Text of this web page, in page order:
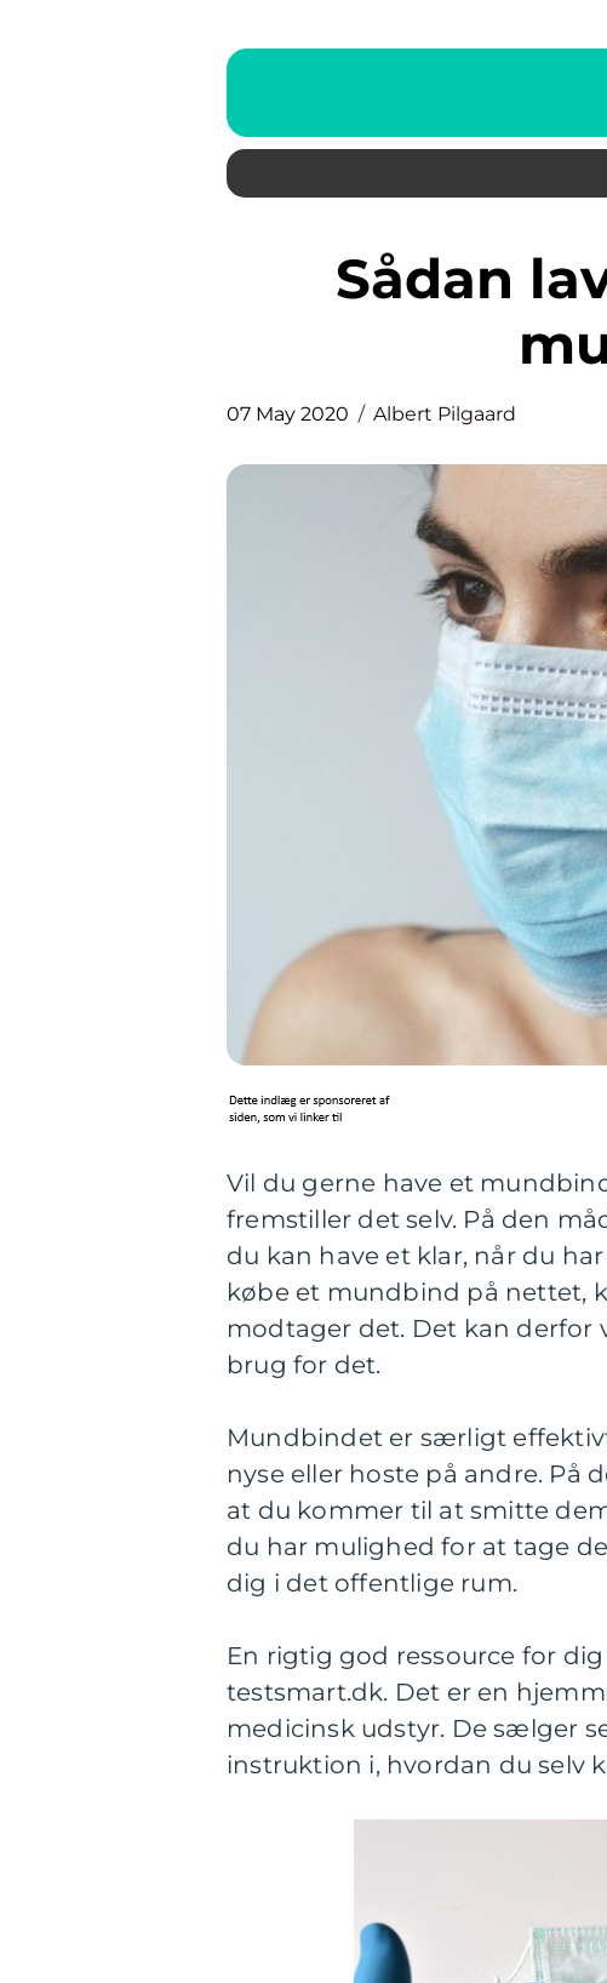
Sådan laver du dit eget
07 May 2020 Albert Pilgaard
Vil du gerne have et
fremstiller det selv. På den
du kan have et klar, når du
købe et mundbind på nettet,
modtager det. Det kan derfor
brug for det.
Mundbindet er særligt
nyse eller hoste på andre. På
at du kommer til at smitte
du har mulighed for at tage
dig i det offentlige rum.
En rigtig god ressource for
testsmart.dk. Det er en
medicinsk udstyr. De sælger
instruktion i, hvordan du selv